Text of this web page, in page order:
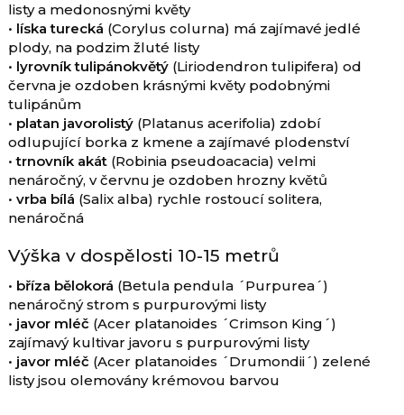
listy a medonosnými květy
• líska turecká (Corylus colurna) má zajímavé jedlé
plody, na podzim žluté listy
• lyrovník tulipánokvětý(Liriodendron tulipifera) od
června je ozdoben krásnými květy podobnými
tulipánům
• platan javorolistý(Platanus acerifolia) zdobí
odlupující borka z kmene a zajímavé plodenství
•trnovník akát(Robinia pseudoacacia) velmi
nenáročný, v červnu je ozdoben hrozny květů
• vrba bílá (Salix alba) rychle rostoucí solitera,
nenáročná
Výška v dospělosti 10-15 metrů
• bříza bělokorá (Betula pendula ´Purpurea´)
nenáročný strom s purpurovými listy
• javor mléč(Acer platanoides ´Crimson King´)
zajímavý kultivar javoru s purpurovými listy
• javor mléč(Acer platanoides ´Drumondii´) zelené
listy jsou olemovány krémovou barvou